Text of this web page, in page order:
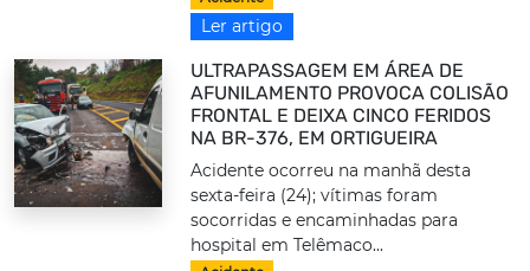
Ler artigo
ULTRAPASSAGEM EM ÁREA DE
AFUNILAMENTO PROVOCA COLISÃO
FRONTAL E DEIXA CINCO FERIDOS
NA BR-376, EM ORTIGUEIRA
Acidente ocorreu na manhã desta
sexta-feira (24); vítimas foram
socorridas e encaminhadas para
hospital em Telêmaco...